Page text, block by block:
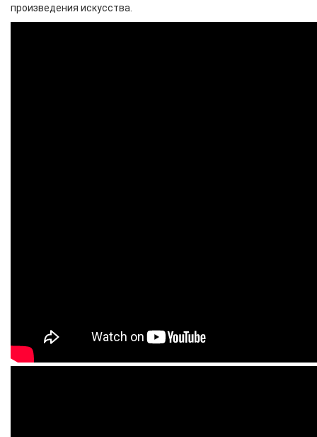
произведения искусства.